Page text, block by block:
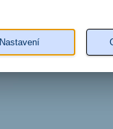
Nastavení